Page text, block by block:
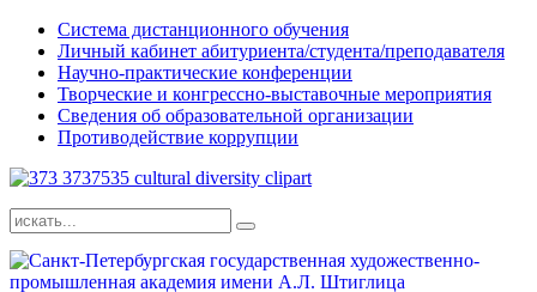
Система дистанционного обучения
Личный кабинет абитуриента/студента/преподавателя
Научно-практические конференции
Творческие и конгрессно-выставочные мероприятия
Сведения об образовательной организации
Противодействие коррупции